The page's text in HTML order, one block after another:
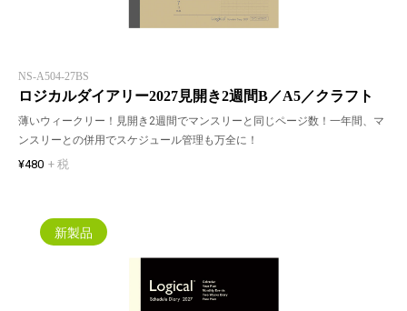
NS-A504-27BS
ロジカルダイアリー2027見開き2週間B／A5／クラフト
薄いウィークリー！見開き2週間でマンスリーと同じページ数！一年間、マ
ンスリーとの併用でスケジュール管理も万全に！
¥480 + 税
新製品